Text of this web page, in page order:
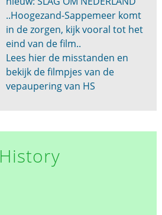
..Hoogezand-Sappemeer komt
in de zorgen, kijk vooral tot het
eind van de film..
Lees hier de misstanden en
bekijk de filmpjes van de
vepaupering van HS
History